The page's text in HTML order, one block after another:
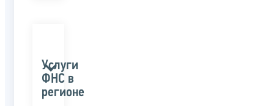
Услуги
ФНС в
регионе